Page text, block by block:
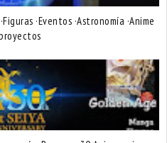
·Eventos ·Astronomía ·Anime